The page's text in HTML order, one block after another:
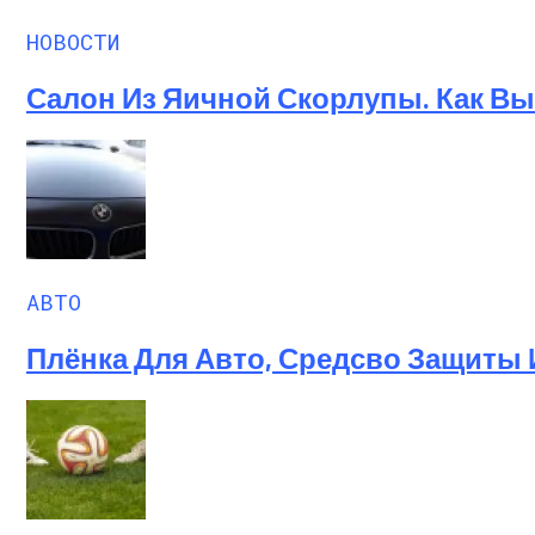
НОВОСТИ
Салон Из Яичной Скорлупы. Как
АВТО
Плёнка Для Авто, Средсво